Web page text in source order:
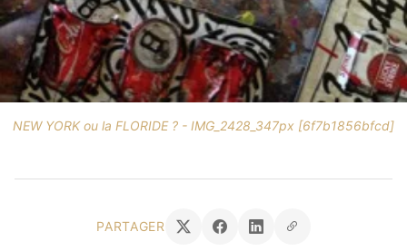
NEW YORK ou la FLORIDE ? - IMG_2428_347px [6f7b1856bfcd]
PARTAGER